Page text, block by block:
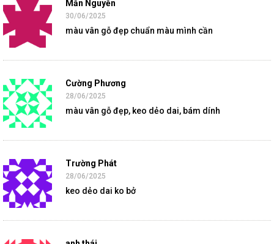
Mẫn Nguyễn
30/06/2025
màu vân gỗ đẹp chuẩn màu mình cần
Cường Phương
28/06/2025
màu vân gỗ đẹp, keo dẻo dai, bám dính
Trường Phát
28/06/2025
keo dẻo dai ko bở